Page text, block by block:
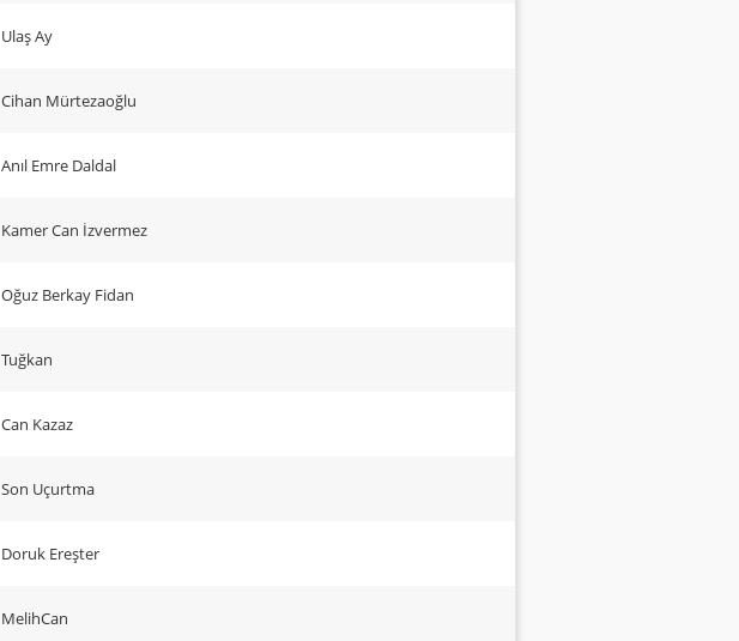
Ulaş Ay
Cihan Mürtezaoğlu
Anıl Emre Daldal
Kamer Can İzvermez
Oğuz Berkay Fidan
Tuğkan
Can Kazaz
Son Uçurtma
Doruk Ereşter
MelihCan